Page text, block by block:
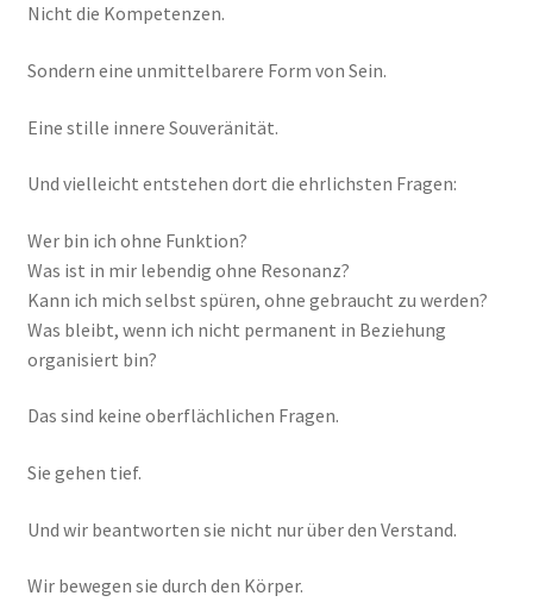
Nicht die Kompetenzen.
Sondern eine unmittelbarere Form von Sein.
Eine stille innere Souveränität.
Und vielleicht entstehen dort die ehrlichsten Fragen:
Wer bin ich ohne Funktion?
Was ist in mir lebendig ohne Resonanz?
Kann ich mich selbst spüren, ohne gebraucht zu werden?
Was bleibt, wenn ich nicht permanent in Beziehung
organisiert bin?
Das sind keine oberflächlichen Fragen.
Sie gehen tief.
Und wir beantworten sie nicht nur über den Verstand.
Wir bewegen sie durch den Körper.